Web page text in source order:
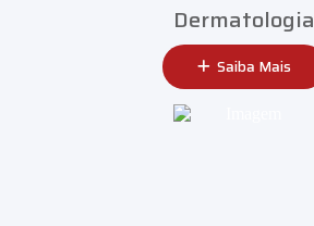
Dermatologia
Saiba Mais